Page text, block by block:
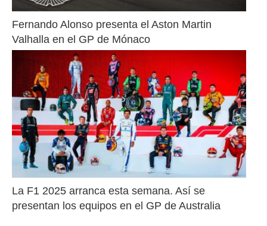
Fernando Alonso presenta el Aston Martin
Valhalla en el GP de Mónaco
La F1 2025 arranca esta semana. Así se
presentan los equipos en el GP de Australia